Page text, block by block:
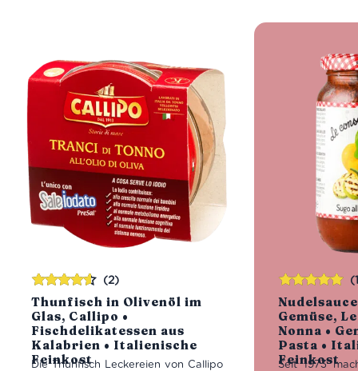
Thunfisch in Olivenöl im
Glas, Callipo •
Fischdelikatessen aus
Kalabrien • Italienische
Feinkost
(2)
Die Thunfisch Leckereien von Callipo
Bewertet
mit4.50
von 5
Gemüse,
Nonna •
Pasta •
Feinkost
Seit 1973
Bewertet
mit5.00von
5